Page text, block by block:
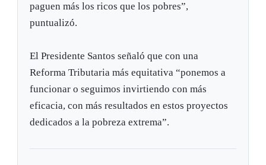
paguen más los ricos que los pobres”,
puntualizó.
El Presidente Santos señaló que con una
Reforma Tributaria más equitativa “ponemos a
funcionar o seguimos invirtiendo con más
eficacia, con más resultados en estos proyectos
dedicados a la pobreza extrema”.